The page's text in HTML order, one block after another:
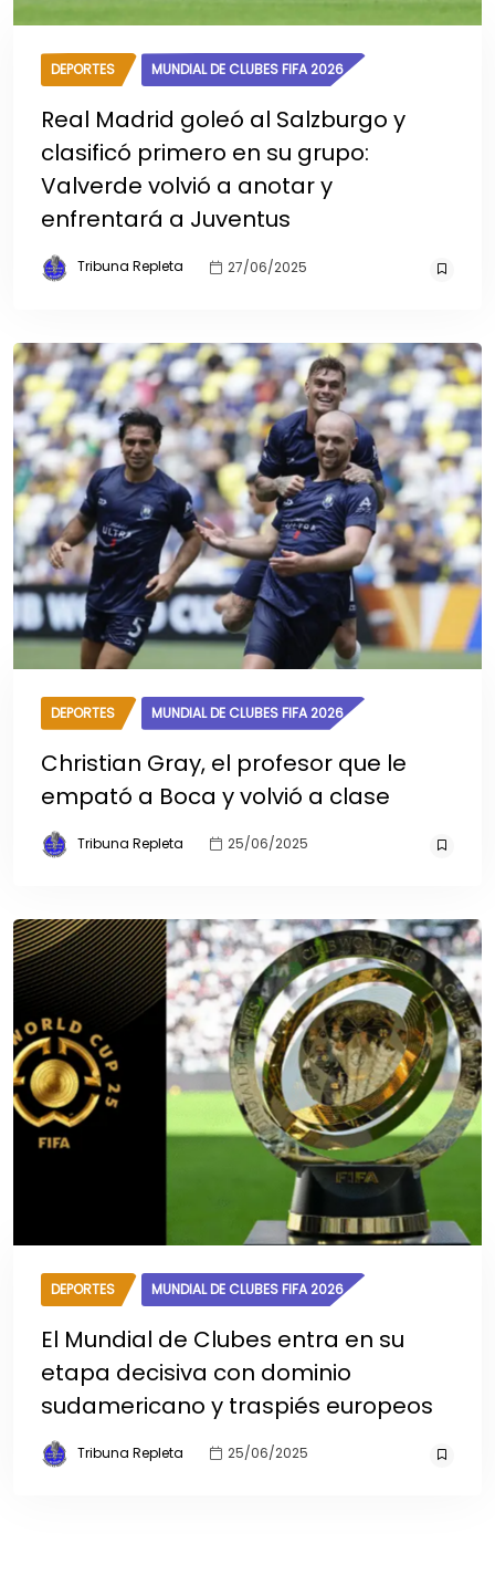
DEPORTES MUNDIAL DE CLUBES FIFA 2026
Real Madrid goleó al Salzburgo y
clasificó primero en su grupo:
Valverde volvió a anotar y
enfrentará a Juventus
Tribuna Repleta 27/06/2025
DEPORTES MUNDIAL DE CLUBES FIFA 2026
Christian Gray, el profesor que le
empató a Boca y volvió a clase
Tribuna Repleta 25/06/2025
DEPORTES MUNDIAL DE CLUBES FIFA 2026
El Mundial de Clubes entra en su
etapa decisiva con dominio
sudamericano y traspiés europeos
Tribuna Repleta 25/06/2025